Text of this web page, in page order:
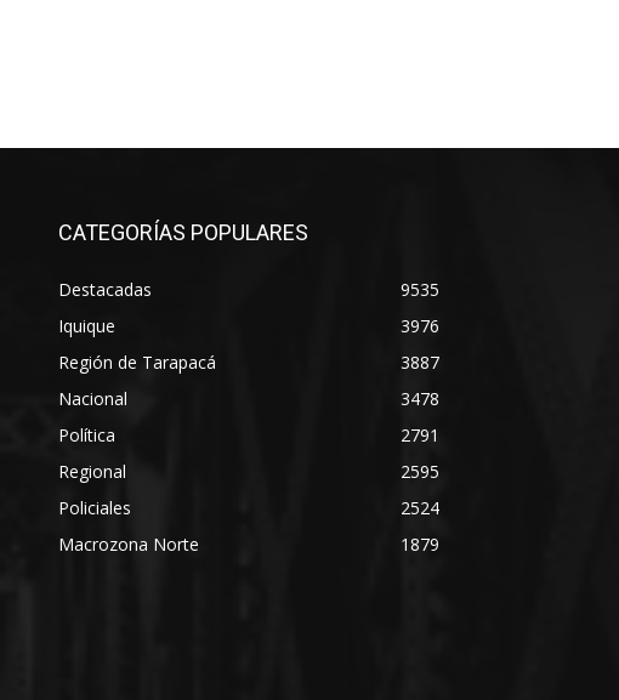
CATEGORÍAS POPULARES
Destacadas
9535
Iquique
3976
Región de Tarapacá
3887
Nacional
3478
Política
2791
Regional
2595
Policiales
2524
Macrozona Norte
1879